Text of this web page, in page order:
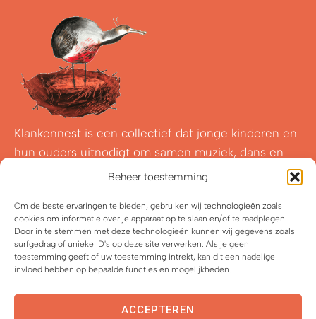
Beheer toestemming
Om de beste ervaringen te bieden, gebruiken wij technologieën zoals
cookies om informatie over je apparaat op te slaan en/of te raadplegen.
Door in te stemmen met deze technologieën kunnen wij gegevens zoals
surfgedrag of unieke ID's op deze site verwerken. Als je geen
toestemming geeft of uw toestemming intrekt, kan dit een nadelige
invloed hebben op bepaalde functies en mogelijkheden.
ACCEPTEREN
Klankennest is een collectief dat jonge kinderen en
hun ouders uitnodigt om samen muziek, dans en
beeldende kunst te ontdekken en ermee te
2021-2026 Klankennest vzw
Met
& ontworpen door Wild van Vorm